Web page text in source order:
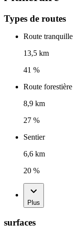
Types de routes
Route tranquille
13,5 km
41 %
Route forestière
8,9 km
27 %
Sentier
6,6 km
20 %
Plus
surfaces